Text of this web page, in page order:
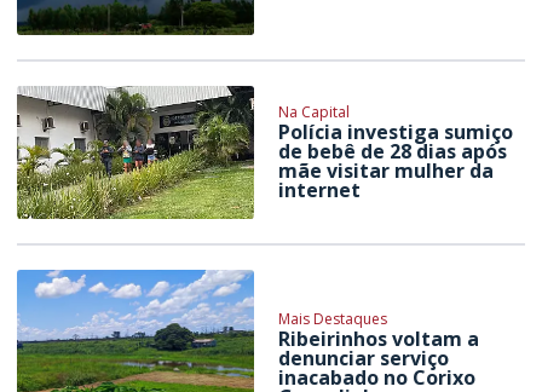
Na Capital
Polícia investiga sumiço
de bebê de 28 dias após
mãe visitar mulher da
internet
Mais Destaques
Ribeirinhos voltam a
denunciar serviço
inacabado no Corixo